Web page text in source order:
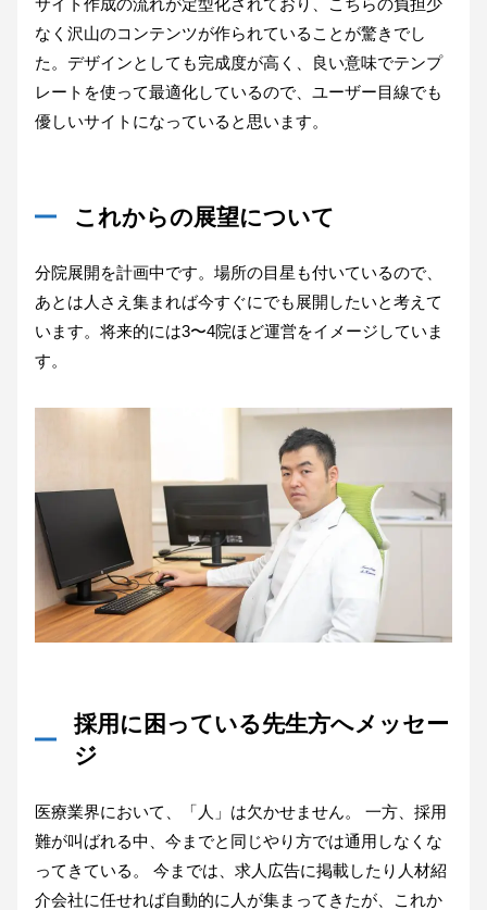
なく沢山のコンテンツが作られていることが驚きでし
た。デザインとしても完成度が高く、良い意味でテンプ
レートを使って最適化しているので、ユーザー目線でも
優しいサイトになっていると思います。
これからの展望について
分院展開を計画中です。場所の目星も付いているので、
あとは人さえ集まれば今すぐにでも展開したいと考えて
います。将来的には3〜4院ほど運営をイメージしていま
す。
採用に困っている先生方へメッセー
ジ
医療業界において、「人」は欠かせません。 一方、採用
難が叫ばれる中、今までと同じやり方では通用しなくな
ってきている。 今までは、求人広告に掲載したり人材紹
介会社に任せれば自動的に人が集まってきたが、これか